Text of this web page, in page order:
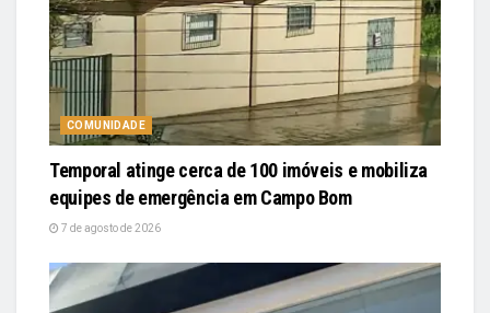
COMUNIDADE
Temporal atinge cerca de 100 imóveis e mobiliza
equipes de emergência em Campo Bom
7 de agosto de 2026